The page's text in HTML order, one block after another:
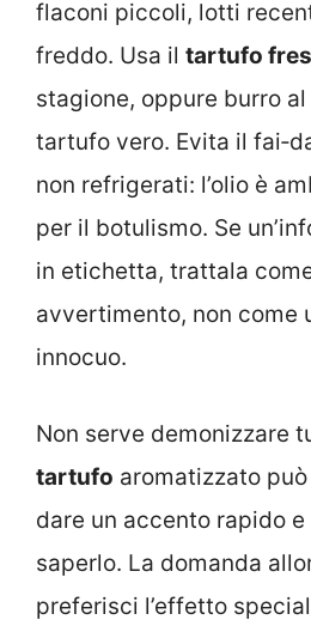
flaconi piccoli, lotti
freddo. Usa il tartufo
stagione, oppure burro
tartufo vero. Evita il
non refrigerati: l’olio è
per il botulismo. Se
in etichetta, trattala
avvertimento, non come
innocuo.
Non serve demonizzare
tartufo aromatizzato
dare un accento rapido
saperlo. La domanda
preferisci l’effetto